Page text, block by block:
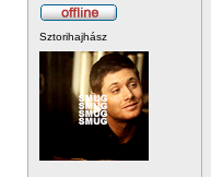
Sztorihajhász